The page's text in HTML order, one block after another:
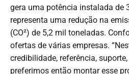
gera uma potência instalada de
representa uma redução na
(CO²) de 5,2 mil toneladas.
ofertas de várias empresas.
credibilidade, referência,
preferimos então montar esse